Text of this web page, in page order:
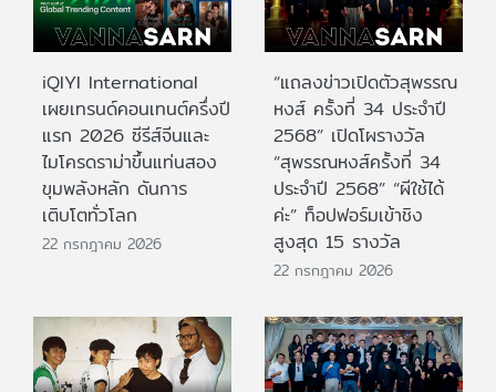
iQIYI International
เผยเทรนด์คอนเทนต์ครึ่งปี
แรก 2026 ซีรีส์จีนและ
ไมโครดราม่าขึ้นแท่นสอง
ขุมพลังหลัก ดันการ
เติบโตทั่วโลก
22 กรกฎาคม 2026
“แถลงข่าวเปิดตัวสุพรรณ
หงส์ ครั้งที่ 34 ประจำปี
2568” เปิดโผรางวัล
“สุพรรณหงส์ครั้งที่ 34
ประจำปี 2568” “ผีใช้ได้
ค่ะ” ท็อปฟอร์มเข้าชิง
สูงสุด 15 รางวัล
22 กรกฎาคม 2026